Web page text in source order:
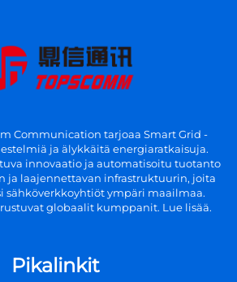
Communication tarjoaa Smart Grid -
ja älykkäitä energiaratkaisuja.
innovaatio ja automatisoitu tuotanto
ja laajennettavan infrastruktuurin, joita
sähköverkkoyhtiöt ympäri maailmaa.
globaalit kumppanit. Lue lisää.
Pikalinkit